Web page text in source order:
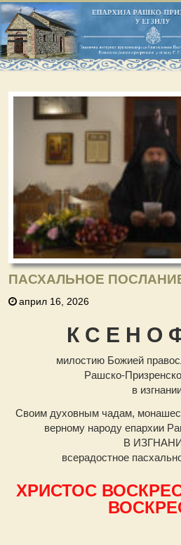
ПАСХАЛЬНОЕ
април 16, 2026
К С Е Н О
милостию Божией
Рашско-
в
Своим духовным чадам,
верному народу епархии
В
всерадостное
ХРИСТОС